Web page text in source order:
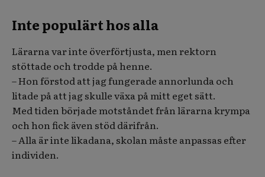
Inte populärt hos alla
Lärarna var inte överförtjusta, men rektorn
stöttade och trodde på henne.
– Hon förstod att jag fungerade annorlunda och
litade på att jag skulle växa på mitt eget sätt.
Med tiden började motståndet från lärarna krympa
och hon fick även stöd därifrån.
– Alla är inte likadana, skolan måste anpassas efter
individen.